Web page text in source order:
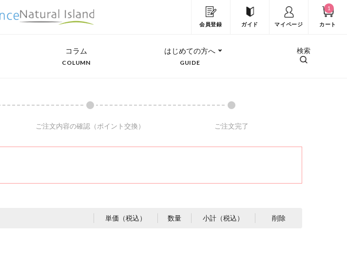
会員登録
ガイド マイページ
1
カート
コラム
COLUMN
はじめての方へ
GUIDE
検索
ご注文内容の確認 （ポイント交換） ご注文完了
単価（税込） 数量 小計（税込） 削除